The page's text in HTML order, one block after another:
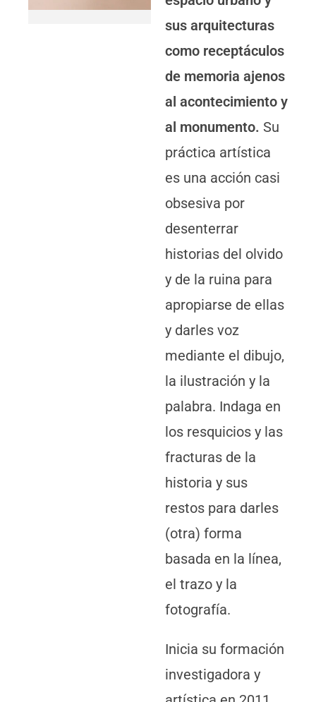
sus arquitecturas
como receptáculos
de memoria ajenos
al acontecimiento y
al monumento. Su
práctica artística
es una acción casi
obsesiva por
desenterrar
historias del olvido
y de la ruina para
apropiarse de ellas
y darles voz
mediante el dibujo,
la ilustración y la
palabra. Indaga en
los resquicios y las
fracturas de la
historia y sus
restos para darles
(otra) forma
basada en la línea,
el trazo y la
fotografía.
Inicia su formación
investigadora y